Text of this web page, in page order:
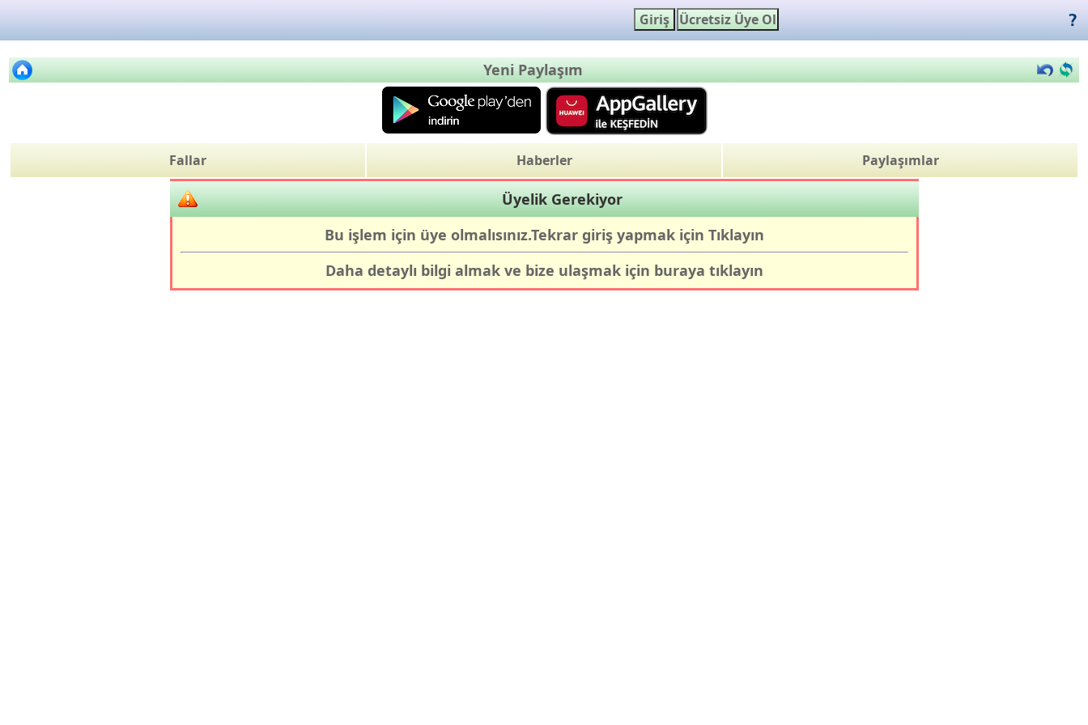
Yeni Paylaşım
Fallar Haberler Paylaşımlar
Üyelik Gerekiyor
Bu işlem için üye olmalısınız.Tekrar giriş yapmak için Tıklayın
Daha detaylı bilgi almak ve bize ulaşmak için buraya tıklayın